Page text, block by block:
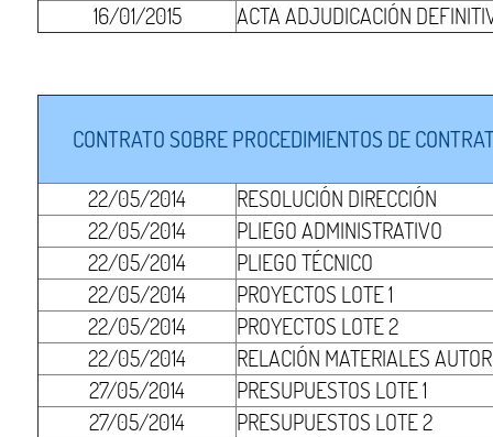
16/01/2015
ACTA ADJUDICACIÓN
CONTRATO SOBRE PROCEDIMIENTOS DE
22/05/2014
RESOLUCIÓN DIRECCIÓN
22/05/2014
PLIEGO ADMINISTRATIVO
22/05/2014
PLIEGO TÉCNICO
22/05/2014
PROYECTOS LOTE 1
22/05/2014
PROYECTOS LOTE 2
22/05/2014
RELACIÓN MATERIALES
27/05/2014
PRESUPUESTOS LOTE 1
27/05/2014
PRESUPUESTOS LOTE 2